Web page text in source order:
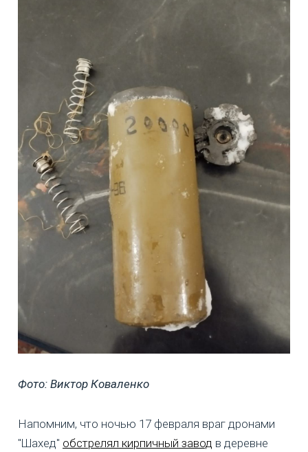
Фото: Виктор Коваленко
Напомним, что ночью 17 февраля враг дронами
"Шахед" обстрелял кирпичный завод в деревне